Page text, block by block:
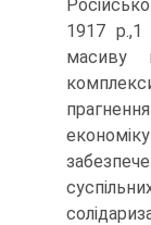
1917 р.,1
масиву